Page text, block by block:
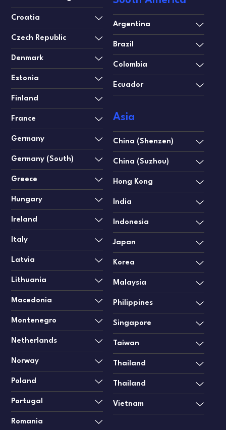
Croatia
Czech Republic
Denmark
Estonia
Finland
France
Germany
Germany (South)
Greece
Hungary
Ireland
Italy
Latvia
Lithuania
Macedonia
Montenegro
Netherlands
Norway
Poland
Portugal
Romania
Argentina
Brazil
Colombia
Ecuador
Asia
China (Shenzen)
China (Suzhou)
Hong Kong
India
Indonesia
Japan
Korea
Malaysia
Philippines
Singapore
Taiwan
Thailand
Thailand
Vietnam